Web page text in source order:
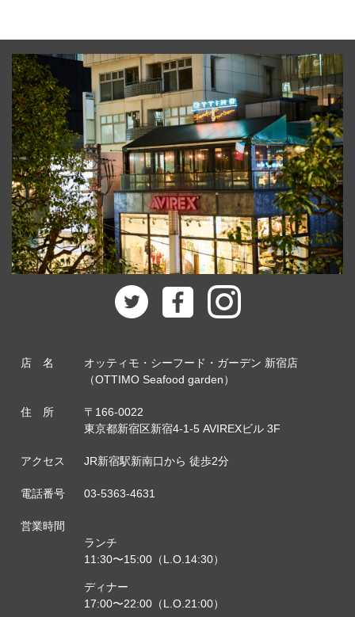
店 名
オッティモ・シーフード・ガーデン 新宿店
（OTTIMO Seafood garden）
住 所
〒166-0022
東京都新宿区新宿4-1-5 AVIREXビル 3F
アクセス JR新宿駅新南口から 徒歩2分
電話番号 03-5363-4631
営業時間
ランチ
11:30〜15:00（L.O.14:30）
ディナー
17:00〜22:00（L.O.21:00）